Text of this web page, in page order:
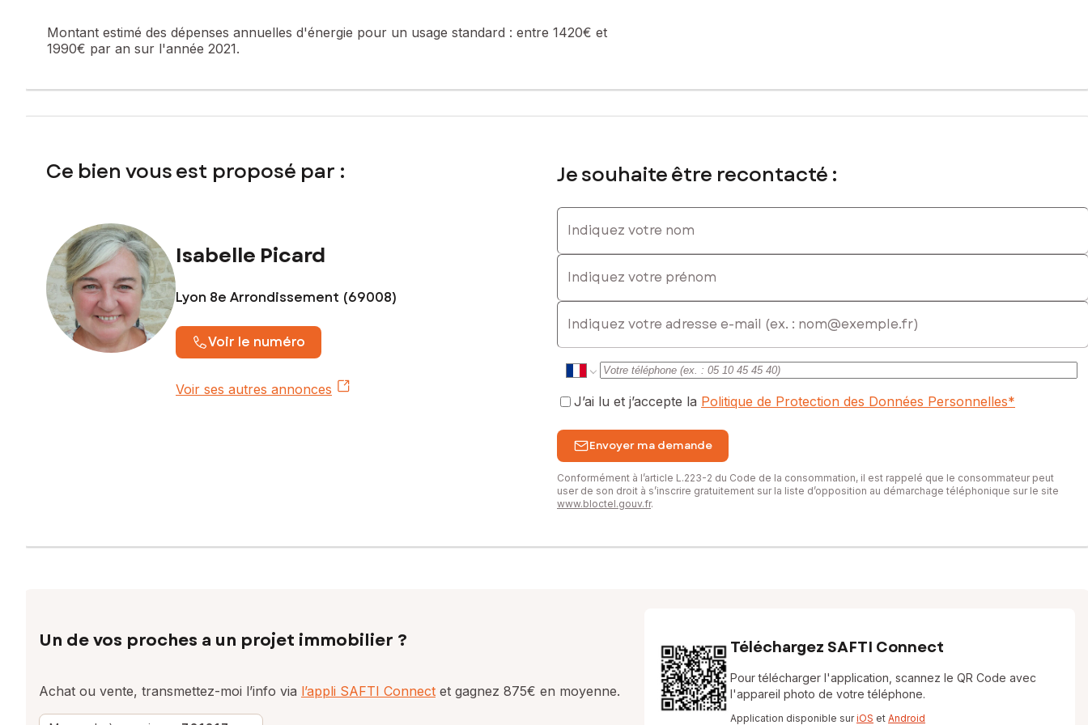
Montant estimé des dépenses annuelles d'énergie pour un usage standard : entre 1420€ et
1990€ par an sur l'année 2021.
Ce bien vous est proposé par :
Isabelle Picard
Lyon 8e Arrondissement (69008)
Voir le numéro
Voir ses autres annonces
Je souhaite être recontacté :
Indiquez votre nom
Indiquez votre prénom
E-mail
J’ai lu et j’accepte la Politique de Protection des Données Personnelles*
Envoyer ma demande
Conformément à l’article L.223-2 du Code de la consommation, il est rappelé que le consommateur peut
user de son droit à s’inscrire gratuitement sur la liste d’opposition au démarchage téléphonique sur le site
www.bloctel.gouv.fr.
Un de vos proches a un projet immobilier ?
Achat ou vente, transmettez-moi l’info via l’appli SAFTI Connect et gagnez 875€ en moyenne.
Téléchargez SAFTI Connect
Pour télécharger l'application, scannez le QR Code avec
l'appareil photo de votre téléphone.
Application disponible suriOS et Android